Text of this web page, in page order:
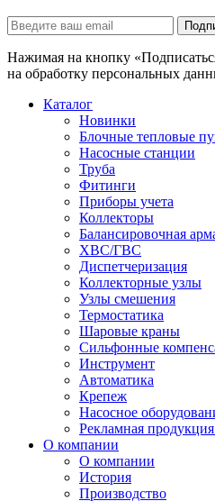
Нажимая на кнопку
на обработку персональных
Каталог
Новинки
Блочные тепловые
Насосные станции
Труба
Фитинги
Приборы учета
Коллекторы
Балансировочная
ХВС/ГВС
Диспетчеризация
Коллекторные узлы
Узлы смешения
Термостатика
Шаровые краны
Сильфонные
Инструмент
Автоматика
Крепеж
Насосное
Рекламная
О компании
О компании
История
Производство